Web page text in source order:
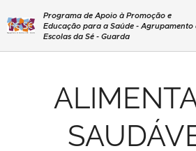
Programa de Apoio à Promoção e
Educação para a Saúde - Agrupamento
Escolas da Sé - Guarda